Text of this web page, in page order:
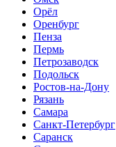
Орёл
Оренбург
Пенза
Пермь
Петрозаводск
Подольск
Ростов-на-Дону
Рязань
Самара
Санкт-Петербург
Саранск